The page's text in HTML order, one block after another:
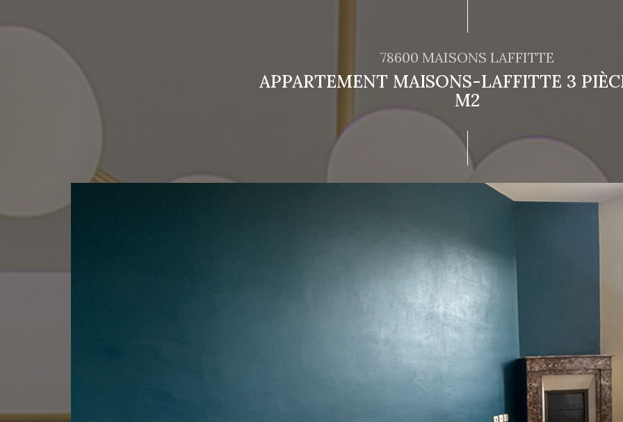
78600 MAISONS LAFFITTE
APPARTEMENT MAISONS-LAFFITTE 3
M2